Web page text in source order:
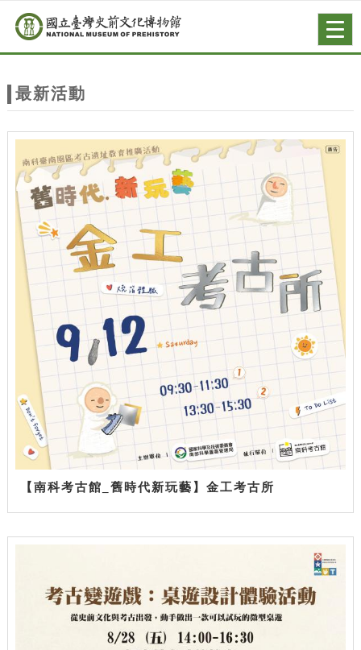
站
主
題
跳到主要內容
網站導覽
最新活動
【南科考古館_舊時代新玩藝】金工考古所